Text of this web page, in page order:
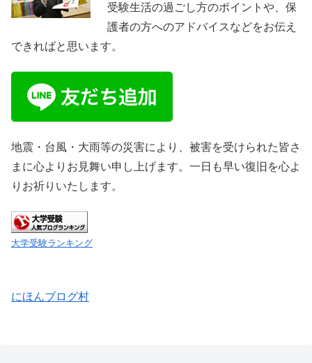
受験生活の過ごし方のポイントや、保
護者の方へのアドバイスなどをお伝え
できればと思います。
地震・台風・大雨等の災害により、被害を受けられた皆さ
まに心よりお見舞い申し上げます。一日も早い復旧を心よ
りお祈りいたします。
大学受験ランキング
にほんブログ村